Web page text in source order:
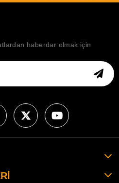
haberdar olmak için